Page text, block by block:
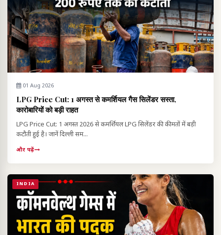
01 Aug 2026
LPG Price Cut: 1 अगस्त से कमर्शियल गैस सिलेंडर सस्ता,
कारोबारियों को बड़ी राहत
LPG Price Cut: 1 अगस्त 2026 से कमर्शियल LPG सिलेंडर की कीमतों में बड़ी
कटौती हुई है। जानें दिल्ली सम...
और पढ़ें
INDIA